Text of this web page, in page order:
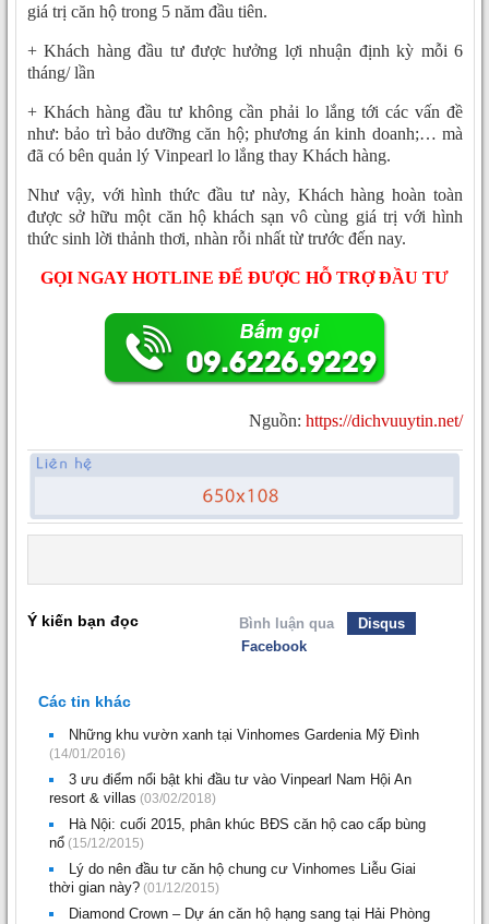
giá trị căn hộ trong 5 năm đầu tiên.
+ Khách hàng đầu tư được hưởng lợi nhuận định kỳ mỗi 6
tháng/ lần
+ Khách hàng đầu tư không cần phải lo lắng tới các vấn đề
như: bảo trì bảo dưỡng căn hộ; phương án kinh doanh;… mà
đã có bên quản lý Vinpearl lo lắng thay Khách hàng.
Như vậy, với hình thức đầu tư này, Khách hàng hoàn toàn
được sở hữu một căn hộ khách sạn vô cùng giá trị với hình
thức sinh lời thảnh thơi, nhàn rỗi nhất từ trước đến nay.
GỌI NGAY HOTLINE ĐỂ ĐƯỢC HỖ TRỢ ĐẦU TƯ
Nguồn: https://dichvuuytin.net/
Ý kiến bạn đọc Bình luận qua
Disqus
Facebook
Các tin khác
Những khu vườn xanh tại Vinhomes Gardenia Mỹ Đình
(14/01/2016)
3 ưu điểm nổi bật khi đầu tư vào Vinpearl Nam Hội An
resort & villas (03/02/2018)
Hà Nội: cuối 2015, phân khúc BĐS căn hộ cao cấp bùng
nổ (15/12/2015)
Lý do nên đầu tư căn hộ chung cư Vinhomes Liễu Giai
thời gian này? (01/12/2015)
Diamond Crown – Dự án căn hộ hạng sang tại Hải Phòng